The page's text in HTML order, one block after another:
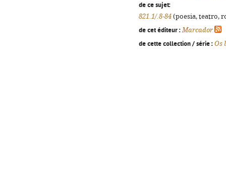
de ce sujet:
821.1/.8-84 (poesia, teatro,
de cet éditeur : Marcador
de cette collection / série : Os